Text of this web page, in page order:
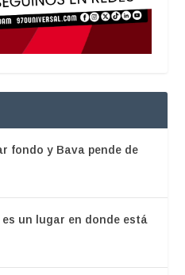
fondo y Bava pende de
es un lugar en donde está